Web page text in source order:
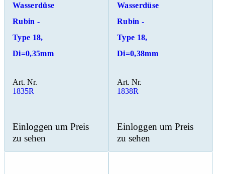
Wasserdüse
Rubin -
Type 18,
Di=0,35mm
Art. Nr.
1835R
Einloggen um Preis
zu sehen
Wasserdüse
Rubin -
Type 18,
Di=0,38mm
Art. Nr.
1838R
Einloggen um Preis
zu sehen